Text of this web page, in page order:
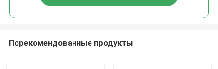
Порекомендованные продукты